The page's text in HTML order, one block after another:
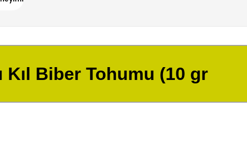
Kıl Biber Tohumu (10 gr